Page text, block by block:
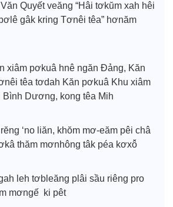
Quyết veăng “Hâi tơkŭm xah hêi
gâk kring Tơnêi têa” hơnăm
xiâm pơkuâ hnê ngăn Đảng, Kăn
têa tơdah Kăn pơkuâ Khu xiâm
Dương, kong têa Mih
‘no liăn, khŏm mơ-eăm pêi châ
thăm mơnhông tâk péa kơxô̆
leh tơbleăng plâi sầu riêng pro
mơngế ki pêt